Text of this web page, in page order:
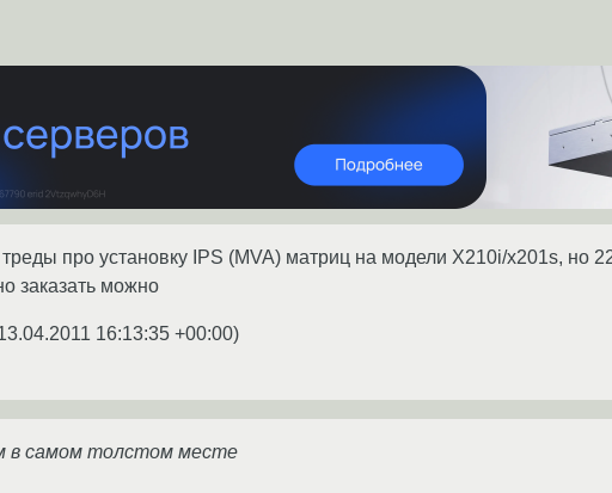
треды про установку IPS (MVA) матриц на модели X210i/x201s,
заказать можно
16:13:35 +00:00)
в самом толстом месте